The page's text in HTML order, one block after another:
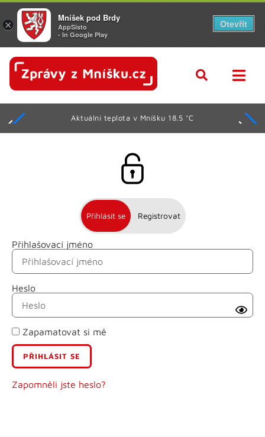
Aktuální teplota v Mníšku 18.5 °C
Přihlásit se Registrovat
Přihlašovací jméno
Heslo
Zapamatovat si mě
Zapomněli jste heslo?
Jméno
Příjmení
E-mail
Uživatelské jméno
×
Mníšek pod Brdy
AppSisto
- In Google Play
Otevřít